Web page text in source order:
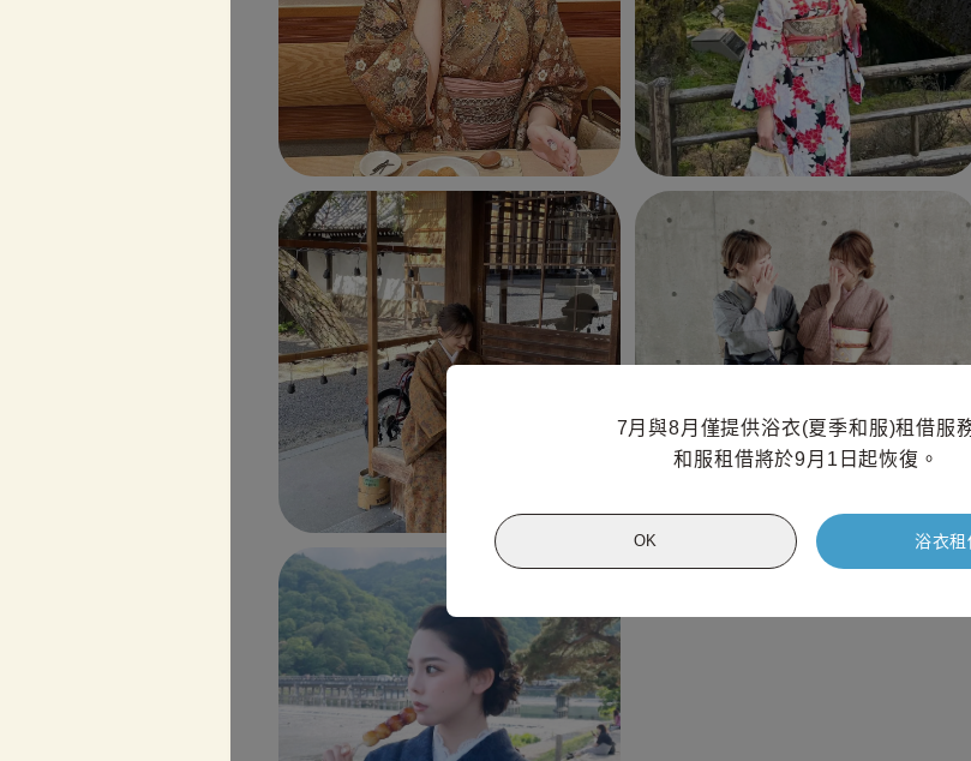
7月與8月僅提供浴衣(夏季和服)租借服
和服租借將於9月1日起恢復。
OK 浴衣